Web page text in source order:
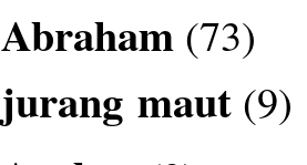
Abraham (73)
jurang maut (9)